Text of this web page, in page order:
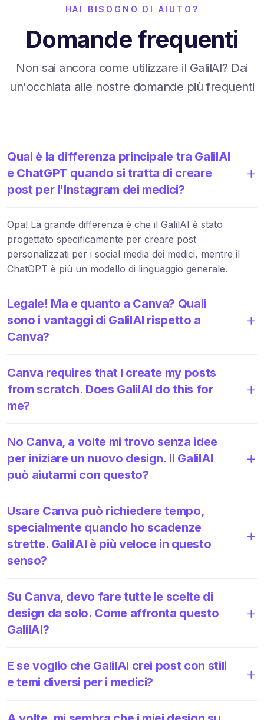
HAI BISOGNO DI AIUTO?
Domande frequenti
Non sai ancora come utilizzare il GalilAI? Dai
un'occhiata alle nostre domande più frequenti
Qual è la differenza principale tra GalilAI
e ChatGPT quando si tratta di creare
post per l'Instagram dei medici?
Opa! La grande differenza è che il GalilAI è stato
progettato specificamente per creare post
personalizzati per i social media dei medici, mentre il
ChatGPT è più un modello di linguaggio generale.
Legale! Ma e quanto a Canva? Quali
sono i vantaggi di GalilAI rispetto a
Canva?
Canva requires that I create my posts
from scratch. Does GalilAI do this for
me?
No Canva, a volte mi trovo senza idee
per iniziare un nuovo design. Il GalilAI
può aiutarmi con questo?
Usare Canva può richiedere tempo,
specialmente quando ho scadenze
strette. GalilAI è più veloce in questo
senso?
Su Canva, devo fare tutte le scelte di
design da solo. Come affronta questo
GalilAI?
E se voglio che GalilAI crei post con stili
e temi diversi per i medici?